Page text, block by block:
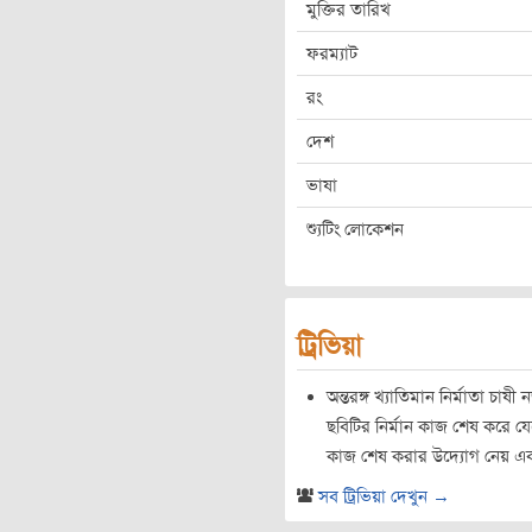
মুক্তির তারিখ
ফরম্যাট
রং
দেশ
ভাষা
শ্যুটিং লোকেশন
ট্রিভিয়া
অন্তরঙ্গ খ্যাতিমান নির্মাতা
ছবিটির নির্মান কাজ শেষ করে
কাজ শেষ করার উদ্যোগ নেয়
সব ট্রিভিয়া দেখুন →